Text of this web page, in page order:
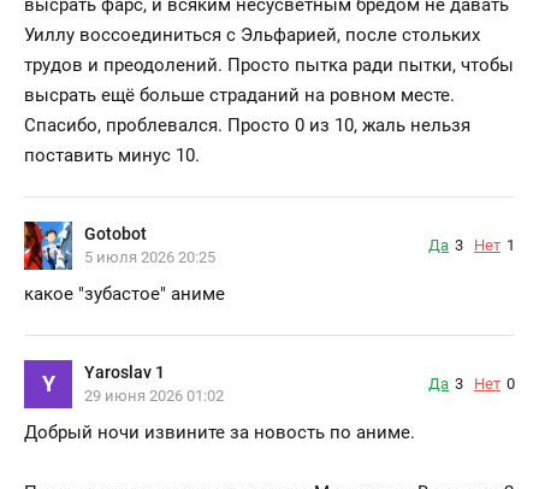
высрать фарс, и всяким несусветным бредом не давать
Уиллу воссоединиться с Эльфарией, после стольких
трудов и преодолений. Просто пытка ради пытки, чтобы
высрать ещё больше страданий на ровном месте.
Спасибо, проблевался. Просто 0 из 10, жаль нельзя
поставить минус 10.
Gotobot
5 июля 2026 20:25
Да 3 Нет 1
какое "зубастое" аниме
Y Yaroslav 1
29 июня 2026 01:02
Да 3 Нет 0
Добрый ночи извините за новость по аниме.